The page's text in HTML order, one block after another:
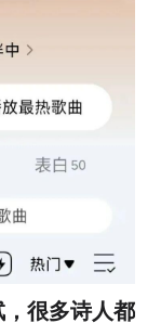
很多诗人都